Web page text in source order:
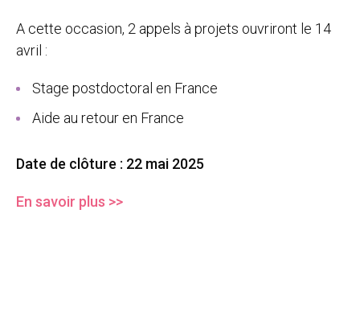
A cette occasion, 2 appels à projets ouvriront le 14
avril :
Stage postdoctoral en France
Aide au retour en France
Date de clôture : 22 mai 2025
En savoir plus >>